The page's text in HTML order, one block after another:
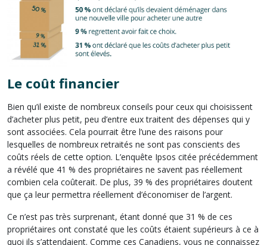
Le coût financier
Bien qu’il existe de nombreux conseils pour ceux qui choisissent
d’acheter plus petit, peu d’entre eux traitent des dépenses qui y
sont associées. Cela pourrait être l’une des raisons pour
lesquelles de nombreux retraités ne sont pas conscients des
coûts réels de cette option. L’enquête Ipsos citée précédemment
a révélé que 41 % des propriétaires ne savent pas réellement
combien cela coûterait. De plus, 39 % des propriétaires doutent
que ça leur permettra réellement d’économiser de l’argent.
Ce n’est pas très surprenant, étant donné que 31 % de ces
propriétaires ont constaté que les coûts étaient supérieurs à ce à
quoi ils s’attendaient. Comme ces Canadiens, vous ne connaissez